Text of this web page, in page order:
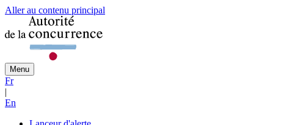
Aller au contenu principal
Menu
Fr
|
En